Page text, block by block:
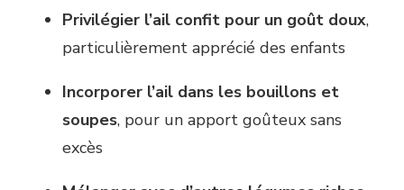
Privilégier l’ail confit pour un goût doux,
particulièrement apprécié des enfants
Incorporer l’ail dans les bouillons et
soupes, pour un apport goûteux sans
excès